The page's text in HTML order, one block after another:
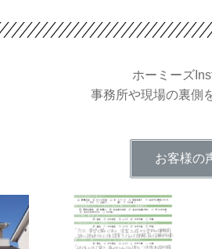
ホーミーズ
事務所や現場の裏側
お客様の